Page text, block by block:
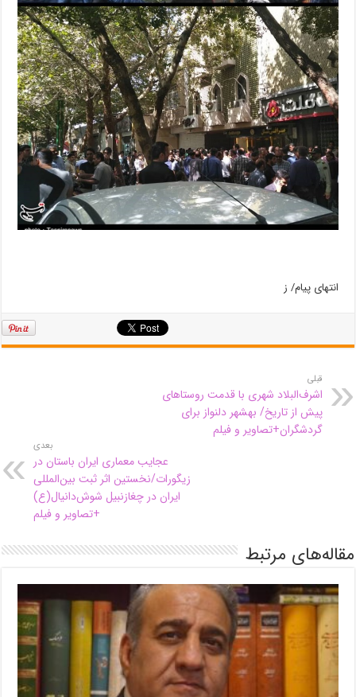
انتهای پیام/ ز
قبلی
اشرف‌البلاد شهری با قدمت روستاهای
پیش از تاریخ/ بهشهر دلنواز برای
گردشگران+تصاویر و فیلم
بعدی
عجایب معماری ایران باستان در
زیگورات/نخستین اثر ثبت بین‌المللی
ایران در چغازنبیل شوش‌دانیال(ع)
+تصاویر و فیلم
مقاله‌های مرتبط